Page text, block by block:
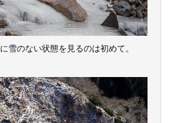
雪のない状態を見るのは初めて。